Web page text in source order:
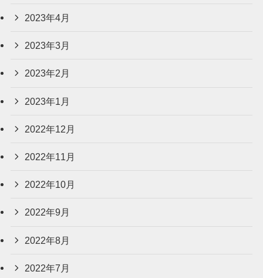
2023年4月
2023年3月
2023年2月
2023年1月
2022年12月
2022年11月
2022年10月
2022年9月
2022年8月
2022年7月